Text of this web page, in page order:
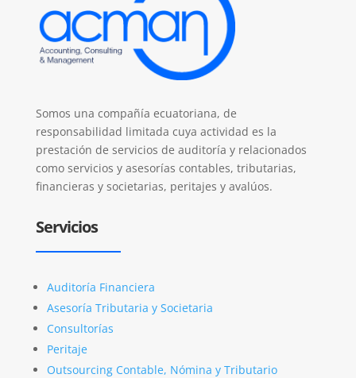
Somos una compañía ecuatoriana, de
responsabilidad limitada cuya actividad es la
prestación de servicios de auditoría y relacionados
como servicios y asesorías contables, tributarias,
financieras y societarias, peritajes y avalúos.
Servicios
Auditoría Financiera
Asesoría Tributaria y Societaria
Consultorías
Peritaje
Outsourcing Contable, Nómina y Tributario